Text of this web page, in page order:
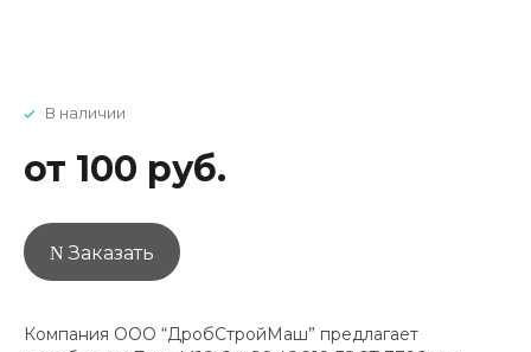
В наличии
от 100 руб.
Заказать
Компания ООО “ДробСтройМаш” предлагает